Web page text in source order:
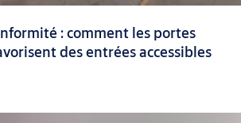
: comment les portes
des entrées accessibles